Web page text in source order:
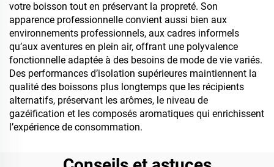
votre boisson tout en préservant la propreté. Son
apparence professionnelle convient aussi bien aux
environnements professionnels, aux cadres informels
qu’aux aventures en plein air, offrant une polyvalence
fonctionnelle adaptée à des besoins de mode de vie variés.
Des performances d’isolation supérieures maintiennent la
qualité des boissons plus longtemps que les récipients
alternatifs, préservant les arômes, le niveau de
gazéification et les composés aromatiques qui enrichissent
l’expérience de consommation.